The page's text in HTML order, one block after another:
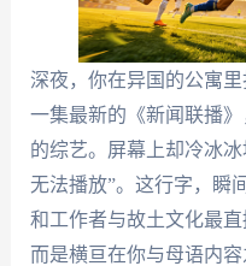
深夜，你在异国的公寓
一集最新的《新闻联播
的综艺。屏幕上却冷冰冰
无法播放”。这行字，瞬
和工作者与故土文化最直
而是横亘在你与母语内